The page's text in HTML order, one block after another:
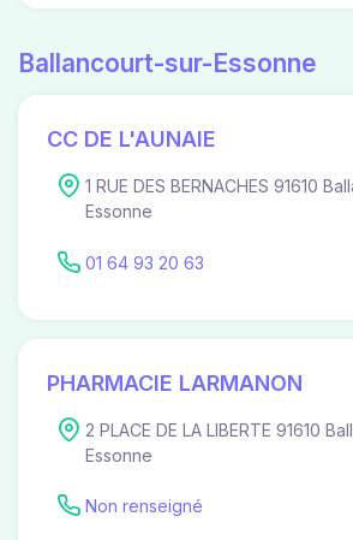
Ballancourt-sur-Essonne
CC DE L'AUNAIE
1 RUE DES BERNACHES 91610
Essonne
01 64 93 20 63
PHARMACIE LARMANON
2 PLACE DE LA LIBERTE 91610
Essonne
Non renseigné